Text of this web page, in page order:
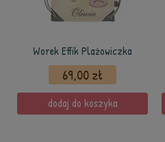
Worek Effik Plażowiczka
69,00 zł
dodaj do koszyka